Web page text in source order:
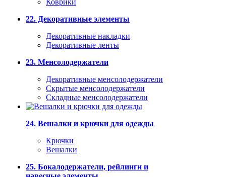
Коврики
22. Декоративные элементы
Декоративные накладки
Декоративные ленты
23. Менсолодержатели
Декоративные менсолодержатели
Скрытые менсолодержатели
Складные менсолодержатели
24. Вешалки и крючки для одежды
Крючки
Вешалки
25. Бокалодержатели, рейлинги и